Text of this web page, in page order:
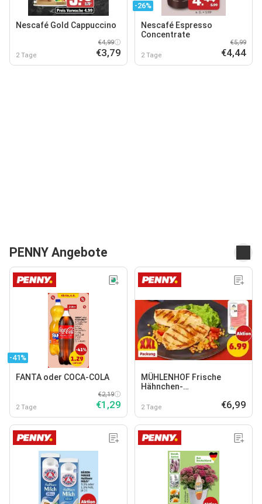
Nescafé Gold Cappuccino
2 Tage
€4,99
€3,79
-26%
Nescafé Espresso
Concentrate
2 Tage
€5,99
€4,44
PENNY Angebote
-41%
FANTA oder COCA-COLA
2 Tage
€2,19
€1,29
MÜHLENHOF Frische
Hähnchen-
2 Tage €6,99